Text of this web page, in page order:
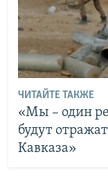
ЧИТАЙТЕ ТАКЖЕ
«Мы – один
будут
Кавказа»